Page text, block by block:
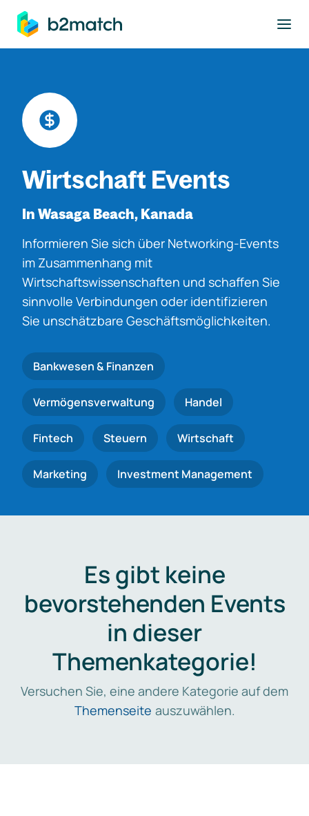
springen
Wirtschaft Events
In Wasaga Beach, Kanada
Informieren Sie sich über Networking-Events
im Zusammenhang mit
Wirtschaftswissenschaften und schaffen Sie
sinnvolle Verbindungen oder identifizieren
Sie unschätzbare Geschäftsmöglichkeiten.
Bankwesen & Finanzen
Vermögensverwaltung Handel
Fintech Steuern Wirtschaft
Marketing Investment Management
Es gibt keine
bevorstehenden Events
in dieser
Themenkategorie!
Versuchen Sie, eine andere Kategorie auf dem
Themenseite auszuwählen.